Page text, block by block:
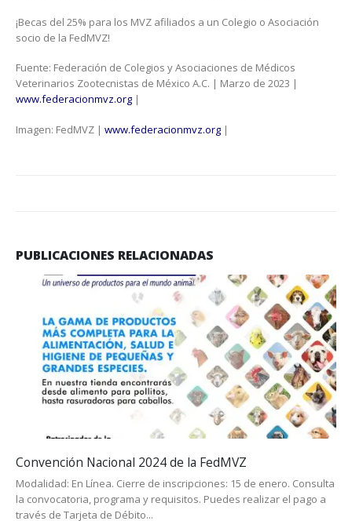
¡Becas del 25% para los MVZ afiliados a un Colegio o Asociación
socio de la FedMVZ!
Fuente: Federación de Colegios y Asociaciones de Médicos
Veterinarios Zootecnistas de México A.C. | Marzo de 2023 |
www.federacionmvz.org |
Imagen: FedMVZ | www.federacionmvz.org |
PUBLICACIONES RELACIONADAS
Convención Nacional 2024 de la FedMVZ
Modalidad: En Línea. Cierre de inscripciones: 15 de enero. Consulta
la convocatoria, programa y requisitos. Puedes realizar el pago a
través de Tarjeta de Débito...